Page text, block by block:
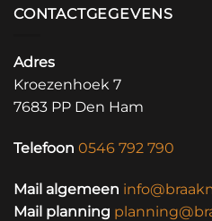
CONTACTGEGEVENS
Adres
Kroezenhoek 7
7683 PP Den Ham
Telefoon 0546 792 790
Mail algemeen
Mail planning